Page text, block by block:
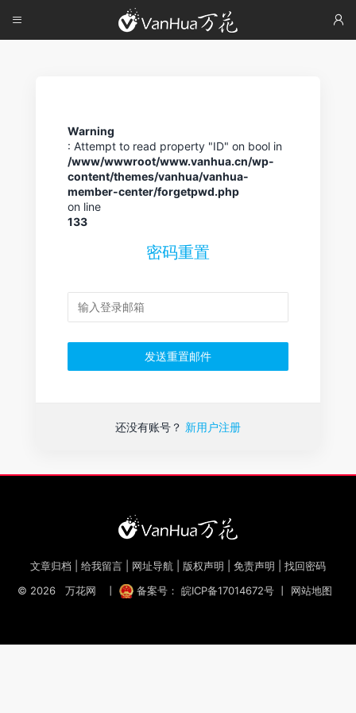
 
Warning
: Attempt to read property "ID" on bool in
/www/wwwroot/www.vanhua.cn/wp-
content/themes/vanhua/vanhua-
member-center/forgetpwd.php
on line
133
密码重置
还没有账号？ 新用户注册
文章归档 给我留言 网址导航 版权声明 免责声明
找回密码
© 2026
万花网 丨 备案号： 皖ICP备17014672号 丨 网站地图